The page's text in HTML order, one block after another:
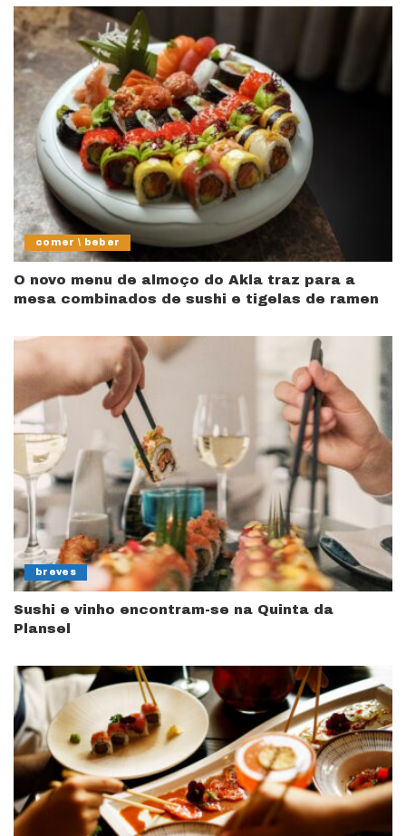
comer \ beber
O novo menu de almoço do Akla traz para a
mesa combinados de sushi e tigelas de ramen
breves
Sushi e vinho encontram-se na Quinta da
Plansel